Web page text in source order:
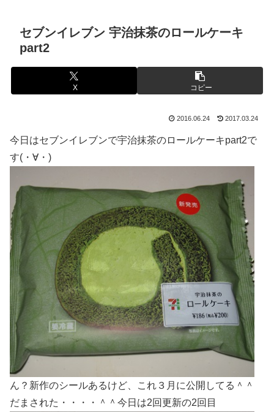
セブンイレブン 宇治抹茶のロールケーキ
part2
X コピー
2016.06.24 2017.03.24
今日はセブンイレブンで宇治抹茶のロールケーキpart2で
す(・∀・)
ん？新作のシールあるけど、これ３月に公開してる＾＾
だまされた・・・・＾＾今日は2回更新の2回目